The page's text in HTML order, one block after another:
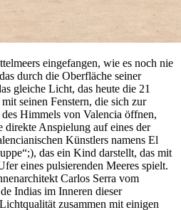
eingefangen, wie es noch nie
durch die Oberfläche seiner
gleiche Licht, das heute die 21
seinen Fenstern, die sich zur
Himmels von Valencia öffnen,
Anspielung auf eines der
Künstlers namens El
das ein Kind darstellt, das mit
eines pulsierenden Meeres spielt.
Carlos Serra vom
Indias im Inneren dieser
zusammen mit einigen